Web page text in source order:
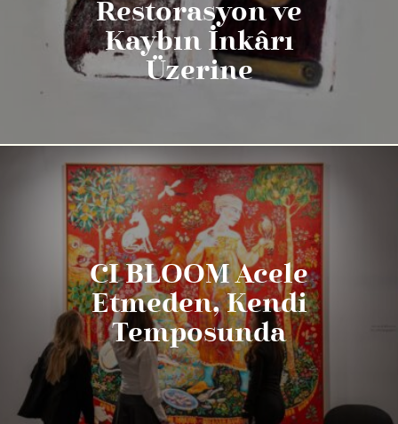
Restorasyon ve
Kaybın İnkârı
Üzerine
CI BLOOM Acele
Etmeden, Kendi
Temposunda